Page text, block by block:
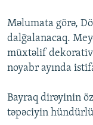
VIDEO
FOTOQALEREYA
İNFOQRAFIKA
KARIKATURA
RADIO ARXIV
OXU ZALI
AZƏRBAYCAN
İSLAM VƏ
İZ - MƏDƏNIYYƏT
HAQQIMIZDA
MISSIYAMIZ
PEŞƏ ETIKASI VƏ
Məlumata görə,
dalğalanacaq.
müxtəlif
noyabr ayında
Bayraq dirəyinin
təpəciyin